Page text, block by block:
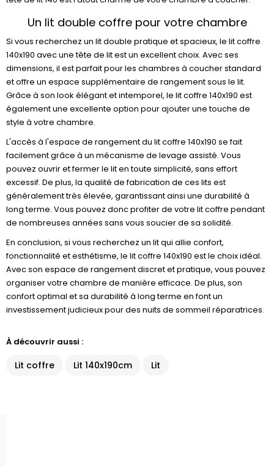
Un lit double coffre pour votre chambre
Si vous recherchez un lit double pratique et spacieux, le lit coffre
140x190 avec une tête de lit est un excellent choix. Avec ses
dimensions, il est parfait pour les chambres à coucher standard
et offre un espace supplémentaire de rangement sous le lit.
Grâce à son look élégant et intemporel, le lit coffre 140x190 est
également une excellente option pour ajouter une touche de
style à votre chambre.
L'accès à l'espace de rangement du lit coffre 140x190 se fait
facilement grâce à un mécanisme de levage assisté. Vous
pouvez ouvrir et fermer le lit en toute simplicité, sans effort
excessif. De plus, la qualité de fabrication de ces lits est
généralement très élevée, garantissant ainsi une durabilité à
long terme. Vous pouvez donc profiter de votre lit coffre pendant
de nombreuses années sans vous soucier de sa solidité.
En conclusion, si vous recherchez un lit qui allie confort,
fonctionnalité et esthétisme, le lit coffre 140x190 est le choix idéal.
Avec son espace de rangement discret et pratique, vous pouvez
organiser votre chambre de manière efficace. De plus, son
confort optimal et sa durabilité à long terme en font un
investissement judicieux pour des nuits de sommeil réparatrices.
À découvrir aussi :
Lit coffre Lit 140x190cm Lit